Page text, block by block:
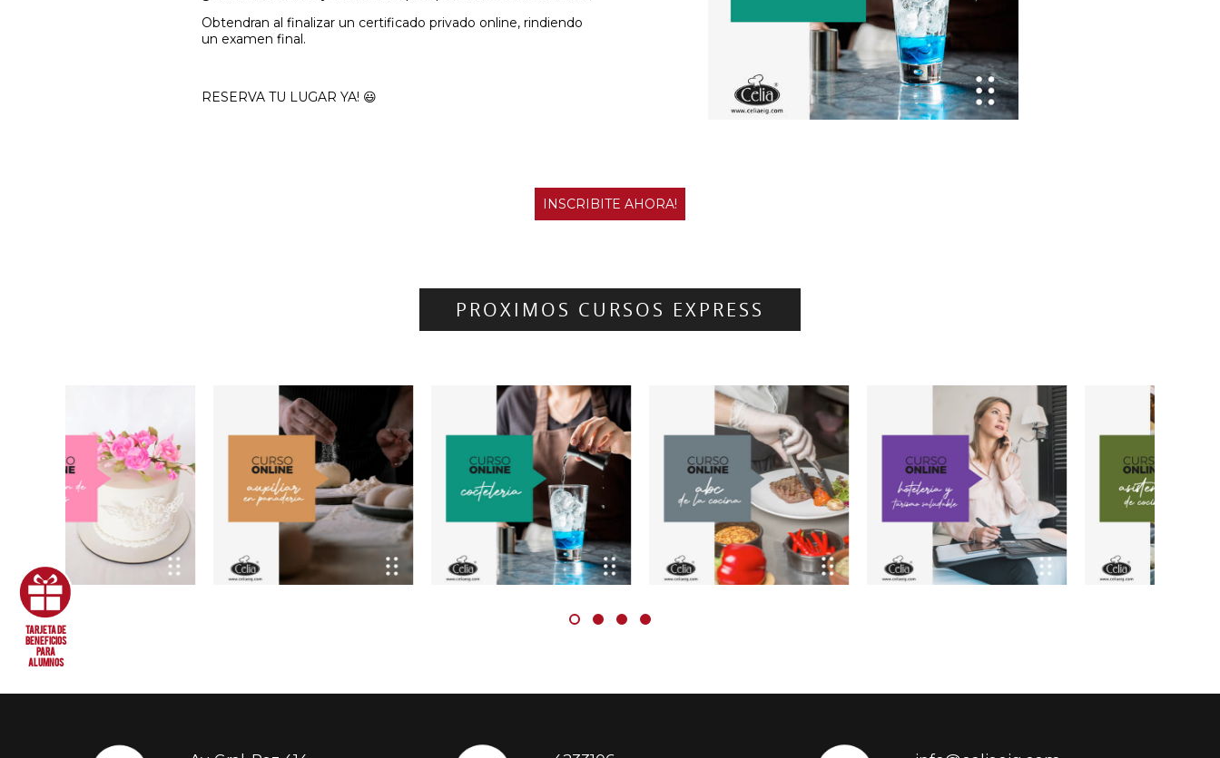
Obtendran al finalizar un certificado privado online, rindiendo
un examen final.
RESERVA TU LUGAR YA! 😃
INSCRIBITE AHORA!
PROXIMOS CURSOS EXPRESS
tarjeta de
beneficios
para
alumnos